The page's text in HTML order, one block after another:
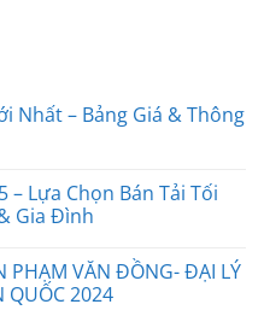
Nhất – Bảng Giá & Thông
– Lựa Chọn Bán Tải Tối
Gia Đình
PHẠM VĂN ĐỒNG- ĐẠI LÝ
QUỐC 2024